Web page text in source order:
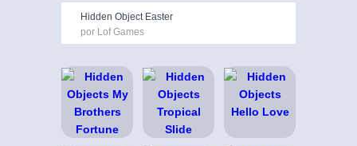
Hidden Object Easter
por Lof Games